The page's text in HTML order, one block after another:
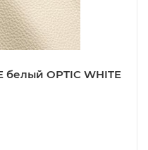
OPTIC WHITE